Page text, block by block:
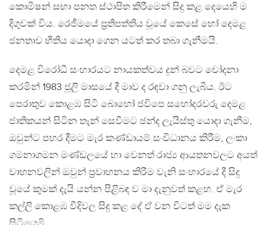
කොමිෂන් සභා පනත ස්ථාපිත කිරීමෙන් සිදු කළ දෙයෙහි ම
දිගුවක් විය. රෙජීමයේ ප්‍රතිපත්තිය වූයේ කෙසේ හෝ දෙමළ
ජනතාව භීතිය යොදා ගෙන යටත් කර තබා ගැනීමයි.
දෙමළ විරෝධී සංහාරයට නායකත්වය දුන් බවට චෝදනා
කරමින් 1983 ජූලි මාසයේ දී මාව ද රඳවා ගනු ලැබීය. ඊට
පෙරාතුව කොළඹ සිටි බොහෝ ජවිපෙ සහෝදරවරු දෙමළ
ජාතිකයන් සිටින තැන් සෙවීමට ඡන්ද ලැයිස්තු යොදා ගැනීම,
ඔවුන්ට පහර දීමට මැර කණ්ඩායම් සංවිධානය කිරීම, ලංකා
ගමනාගමන මණ්ඩලයේ හා වෙනත් රාජ්‍ය ආයතනවලට අයත්
වාහනවලින් ඔවුන් ප්‍රවාහනය කිරීම වැනි සංහාරයේ දී සිදු
වූයේ කුමක් දැයි යන්න පිළිබඳ ව මා දැනුවත් කළහ. ඒ මැර
කල්ලි කොළඹ වීදිවල සිදු කළ දේ ඒ වන විටත් මම දැක